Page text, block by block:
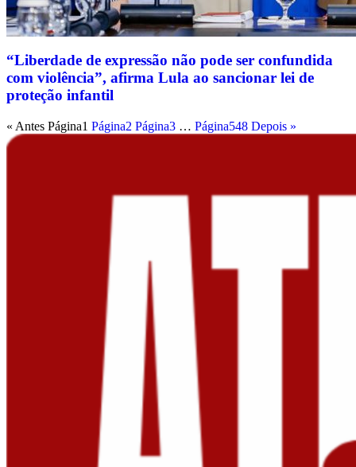
“Liberdade de expressão não pode ser confundida
com violência”, afirma Lula ao sancionar lei de
proteção infantil
« Antes Página1 Página2 Página3 … Página548 Depois »